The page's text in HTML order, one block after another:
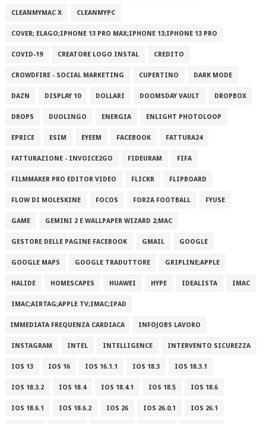
CLEANMYMAC X CLEANMYPC
COVER; ELAGO;IPHONE 13 PRO MAX;IPHONE 13;IPHONE 13 PRO
COVID-19 CREATORE LOGO INSTAL CREDITO
CROWDFIRE - SOCIAL MARKETING CUPERTINO DARK MODE
DAZN DISPLAY 10 DOLLARI DOOMSDAY VAULT DROPBOX
DROPS DUOLINGO ENERGIA ENLIGHT PHOTOLOOP
EPRICE ESIM EYEEM FACEBOOK FATTURA24
FATTURAZIONE - INVOICE2GO FIDEURAM FIFA
FILMMAKER PRO EDITOR VIDEO FLICKR FLIPBOARD
FLOW DI MOLESKINE FOCOS FORZA FOOTBALL FYUSE
GAME GEMINI 2 E WALLPAPER WIZARD 2;MAC
GESTORE DELLE PAGINE FACEBOOK GMAIL GOOGLE
GOOGLE MAPS GOOGLE TRADUTTORE GRIPLINE;APPLE
HALIDE HOMESCAPES HUAWEI HYPE IDEALISTA IMAC
IMAC;AIRTAG;APPLE TV;IMAC;IPAD
IMMEDIATA FREQUENZA CARDIACA INFOJOBS LAVORO
INSTAGRAM INTEL INTELLIGENCE INTERVENTO SICUREZZA
IOS 13 IOS 16 IOS 16.1.1 IOS 18.3 IOS 18.3.1
IOS 18.3.2 IOS 18.4 IOS 18.4.1 IOS 18.5 IOS 18.6
IOS 18.6.1 IOS 18.6.2 IOS 26 IOS 26.0.1 IOS 26.1